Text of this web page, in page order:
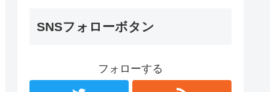
SNSフォローボタン
フォローする